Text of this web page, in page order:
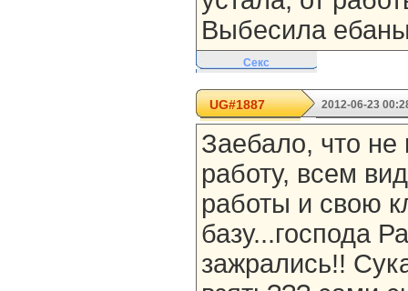
Выбесила
Секс
UG#1887 2012-06-23
Заебало, что не
работу, всем
работы и свою
базу...господа
зажрались!!